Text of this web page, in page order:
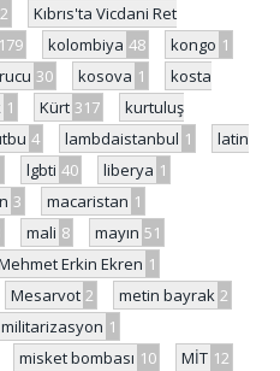
Kıbrıs'ta Vicdani Ret
179 kolombiya 48 kongo 1
30 kosova 1
kosta
1 Kürt 317
kurtuluş
4 lambdaistanbul 1
latin
lgbti 40 liberya 1
3 macaristan 1
mali 8 mayın 51
Erkin Ekren 1
Mesarvot 2 metin bayrak 2
militarizasyon 1
misket bombası 10 MİT 12